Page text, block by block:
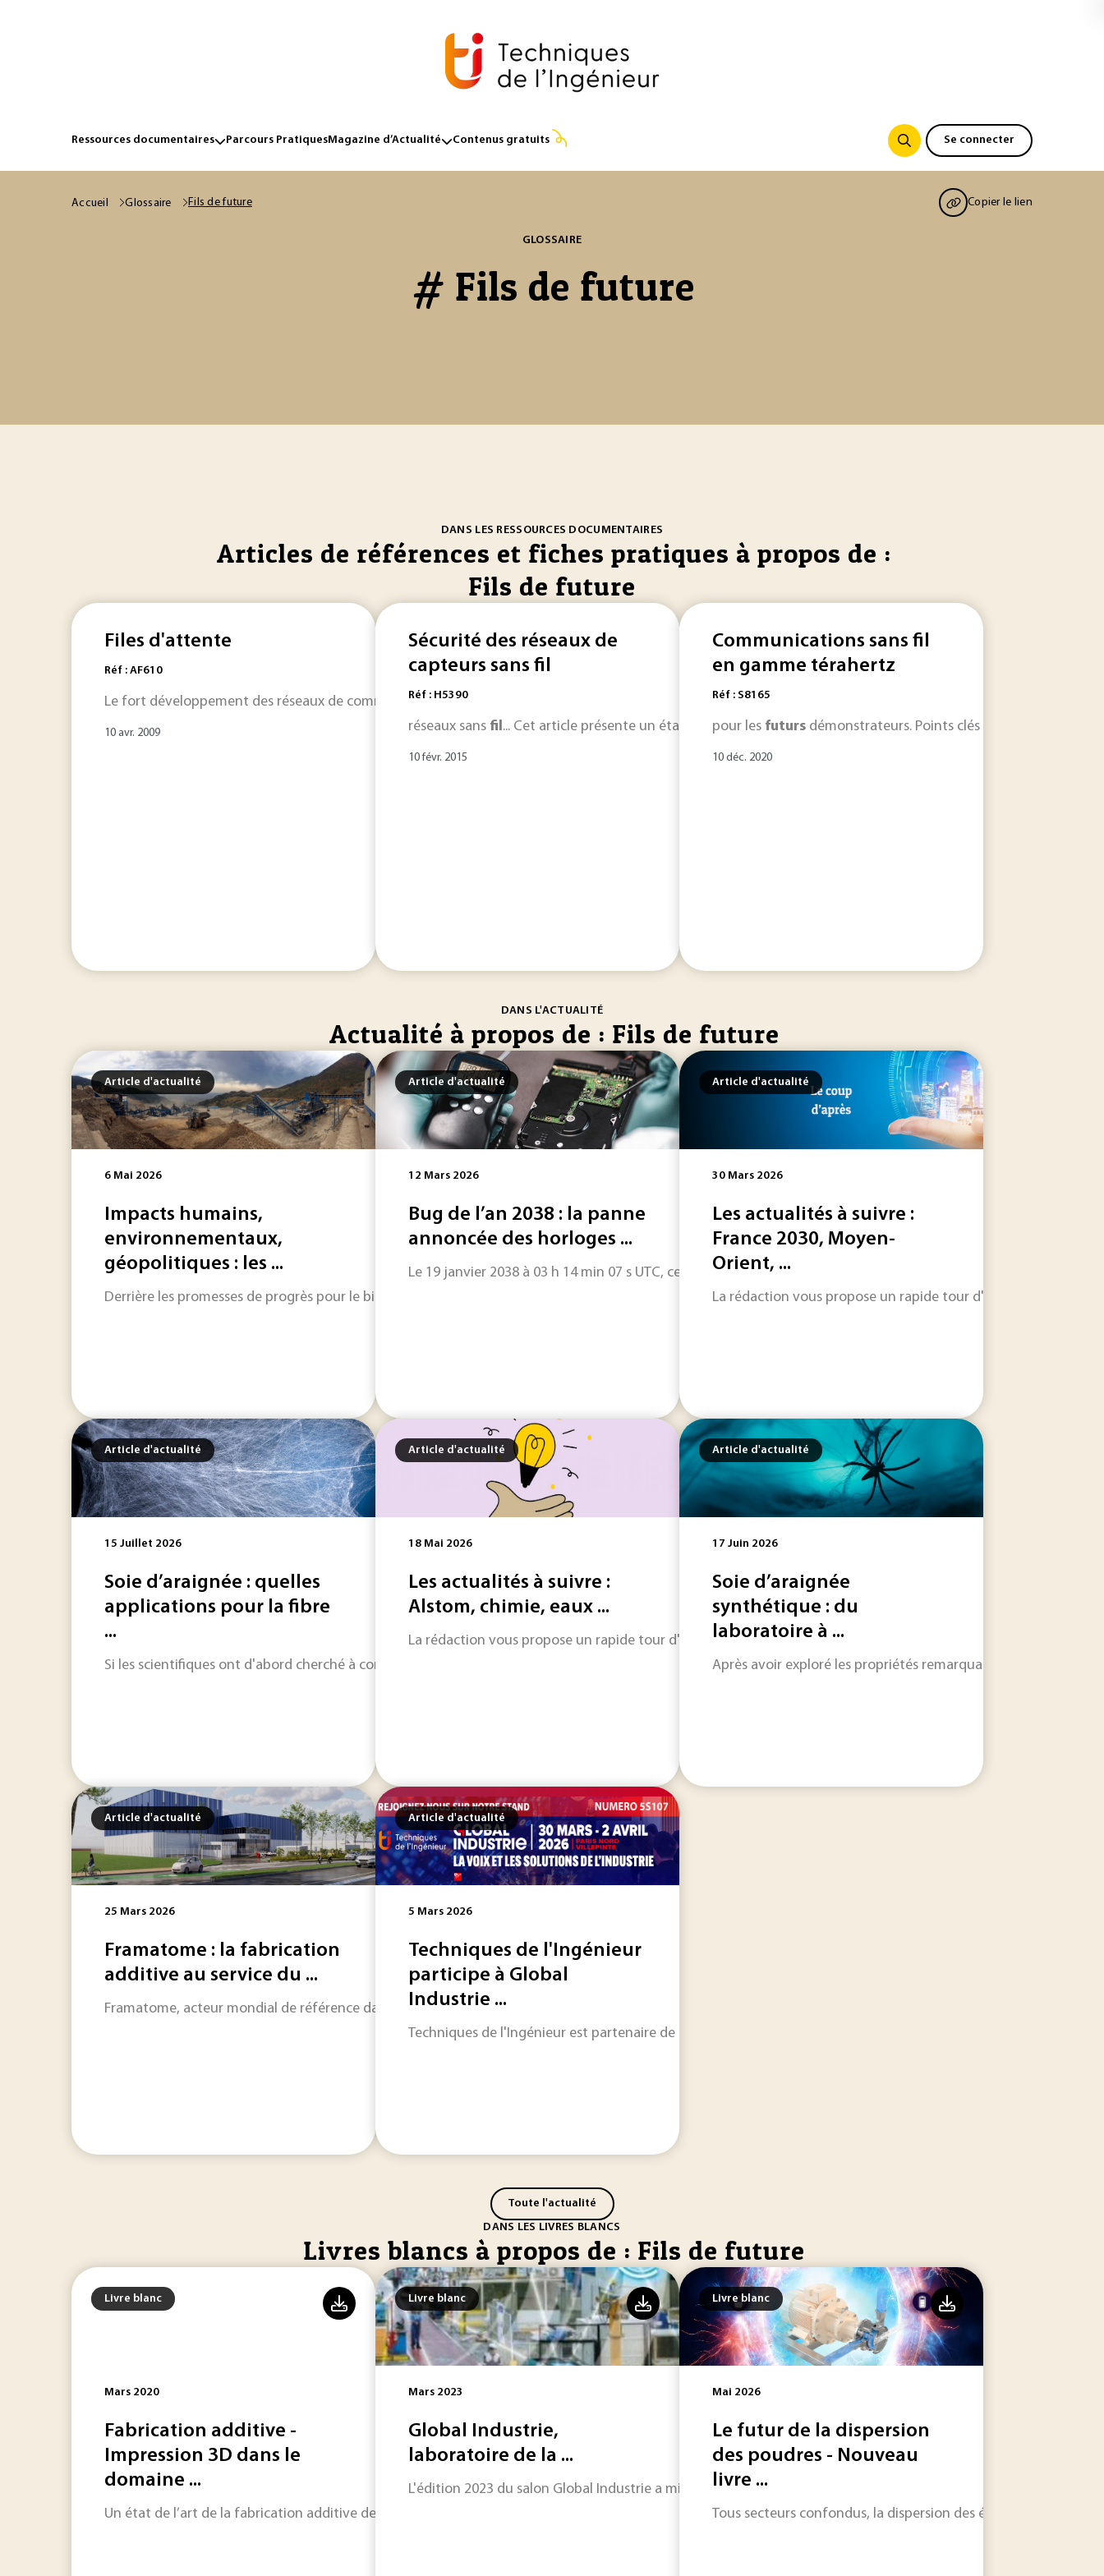
Ressources documentaires Parcours PratiquesMagazine d’Actualité Contenus gratuits Se connecter
Accueil Glossaire Fils de future Copier le lien
GLOSSAIRE
# Fils de future
DANS LES RESSOURCES DOCUMENTAIRES
Articles de références et fiches pratiques à propos de :
Fils de future
Files d'attente
Réf : AF610
Le fort développement des réseaux de communication a relancé la théorie très ancienne des d... , les différentes catégories de
10 avr. 2009
Sécurité des réseaux de
capteurs sans fil
Réf : H5390
réseaux sans fil... Cet article présente un état de l'art de la sécurité dans les Réseaux de Capteurs Sans
10 févr. 2015
Communications sans fil
en gamme térahertz
Réf : S8165
pour les futurs démonstrateurs. Points clés Domaine :
10 déc. 2020
DANS L'ACTUALITÉ
Actualité à propos de : Fils de future
Article d'actualité
6 Mai 2026
Impacts humains,
environnementaux,
géopolitiques : les ...
Derrière les promesses de progrès pour le bien commun, l’industrie numérique a une incidence néfaste sur l’environnement, les inégalités et la démocratie.
Article d'actualité
12 Mars 2026
Bug de l’an 2038 : la panne
annoncée des horloges ...
Le 19 janvier 2038 à 03 h 14 min 07 s UTC, certains systèmes encore fondés sur un temps Unix atteindront leur
Article d'actualité
30 Mars 2026
Les actualités à suivre :
France 2030, Moyen-
Orient, ...
La rédaction vous propose un rapide tour d'horizon sur les
Article d'actualité
15 Juillet 2026
Soie d’araignée : quelles
applications pour la fibre
...
Si les scientifiques ont d'abord cherché à comprendre les mécanismes à l'origine des propriétés remarquables de la soie d’araignée naturelle, puis à reproduire...
Article d'actualité
18 Mai 2026
Les actualités à suivre :
Alstom, chimie, eaux ...
La rédaction vous propose un rapide tour d'horizon sur les informations qui feront l'actualité industrielle dans
Article d'actualité
17 Juin 2026
Soie d’araignée
synthétique : du
laboratoire à ...
Après avoir exploré les propriétés remarquables de la soie
Article d'actualité
25 Mars 2026
Framatome : la fabrication
additive au service du ...
Framatome, acteur mondial de référence dans la conception et la fabrication de composants pour la filière nucléaire, investit depuis plus de quinze ans dans...
Article d'actualité
5 Mars 2026
Techniques de l'Ingénieur
participe à Global
Industrie ...
Techniques de l'Ingénieur est partenaire de Global Industrie 2026. Du 30 mars au 2 avril 2026 à Paris Nord
Toute l'actualité
DANS LES LIVRES BLANCS
Livres blancs à propos de : Fils de future
Livre blanc
Mars 2020
Fabrication additive -
Impression 3D dans le
domaine ...
Un état de l’art de la fabrication additive des dispositifs médicaux par le biais d’une approche transversale.
Livre blanc
Mars 2023
Global Industrie,
laboratoire de la ...
L'édition 2023 du salon Global Industrie a mis en avant les compétences industrielles made in France.
Livre blanc
Mai 2026
Le futur de la dispersion
des poudres - Nouveau
livre ...
Tous secteurs confondus, la dispersion des éléments en